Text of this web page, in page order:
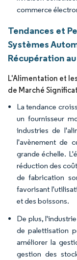
commerce
Tendances et
Systèmes
Récupération
L'Alimentation et
de Marché
La tendance
un fournisseur
industries de
l'avènement de
grande échelle.
réduction des
de fabrication
favorisant
et des boissons.
De plus,
de palettisation
améliorer la
gestion des